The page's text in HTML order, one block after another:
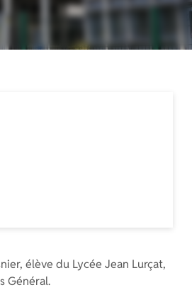
élève du Lycée Jean Lurçat,
Général.